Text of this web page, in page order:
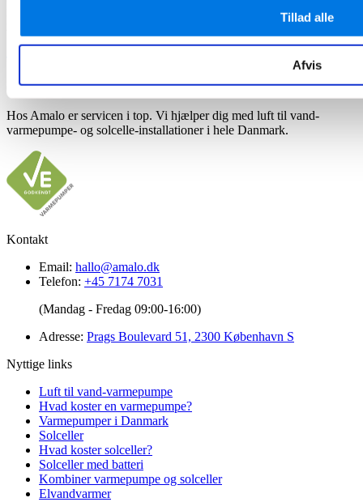
Tillad alle
Afvis
brugsvandstemperaturer og spare mange penge.
Grøn energi til hele Danmark
Hos Amalo er servicen i top. Vi hjælper dig med luft til vand-
varmepumpe- og solcelle-installationer i hele Danmark.
Kontakt
Email: hallo@amalo.dk
Telefon: +45 7174 7031
(Mandag - Fredag 09:00-16:00)
Adresse: Prags Boulevard 51, 2300 København S
Nyttige links
Luft til vand-varmepumpe
Hvad koster en varmepumpe?
Varmepumper i Danmark
Solceller
Hvad koster solceller?
Solceller med batteri
Kombiner varmepumpe og solceller
Elvandvarmer